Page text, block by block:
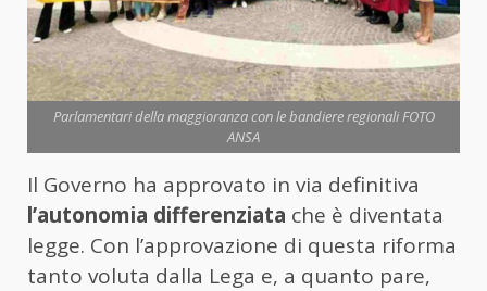
Parlamentari della maggioranza con le bandiere regionali FOTO
ANSA
Il Governo ha approvato in via definitiva
l’autonomia differenziata che è diventata
legge. Con l’approvazione di questa riforma
tanto voluta dalla Lega e, a quanto pare,